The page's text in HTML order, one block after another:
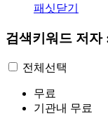
패싯닫기
검색키워드 저자
전체선택
무료
기관내 무료